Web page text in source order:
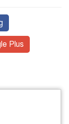
Plus